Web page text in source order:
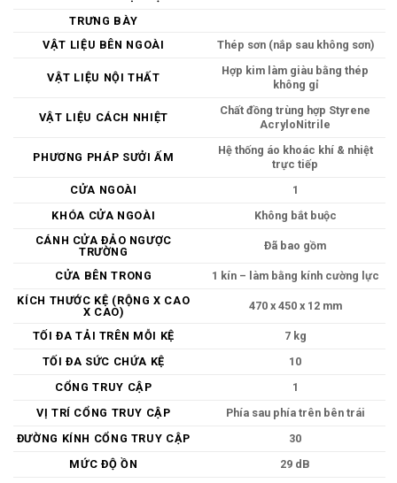
TRƯNG BÀY
VẬT LIỆU BÊN NGOÀI
Thép sơn (nắp sau không sơn)
VẬT LIỆU NỘI THẤT
Hợp kim làm giàu bằng thép
không gỉ
VẬT LIỆU CÁCH NHIỆT
Chất đồng trùng hợp Styrene
AcryloNitrile
PHƯƠNG PHÁP SƯỞI ẤM
Hệ thống áo khoác khí & nhiệt
trực tiếp
CỬA NGOÀI
1
KHÓA CỬA NGOÀI
Không bắt buộc
CÁNH CỬA ĐẢO NGƯỢC
TRƯỜNG
Đã bao gồm
CỬA BÊN TRONG
1 kín – làm bằng kính cường lực
KÍCH THƯỚC KỆ (RỘNG X CAO
X CAO)
470 x 450 x 12 mm
TỐI ĐA TẢI TRÊN MỖI KỆ
7 kg
TỐI ĐA SỨC CHỨA KỆ
10
CỔNG TRUY CẬP
1
VỊ TRÍ CỔNG TRUY CẬP
Phía sau phía trên bên trái
ĐƯỜNG KÍNH CỔNG TRUY CẬP
30
MỨC ĐỘ ỒN
29 dB